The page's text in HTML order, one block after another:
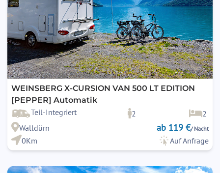
WEINSBERG X-CURSION VAN 500 LT EDITION
[PEPPER] Automatik
Teil-Integriert 2
2
Walldürn
ab 119 €/ Nacht
0Km Auf Anfrage